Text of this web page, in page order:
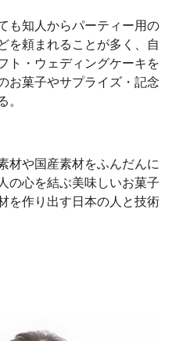
も知人からパーティー用の
を頼まれることが多く、自
ト・ウェディングケーキを
お菓子やサプライズ・記念
材や国産素材をふんだんに
の心を結ぶ美味しいお菓子
を作り出す日本の人と技術